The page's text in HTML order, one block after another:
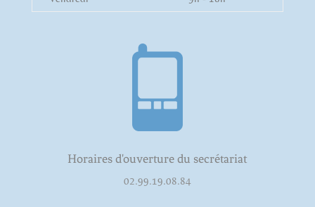
Horaires d'ouverture du secrétariat
02.99.19.08.84